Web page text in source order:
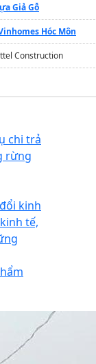
Giả Gỗ
Hóc Môn
Construction
chi trả
rừng
kinh
tế,